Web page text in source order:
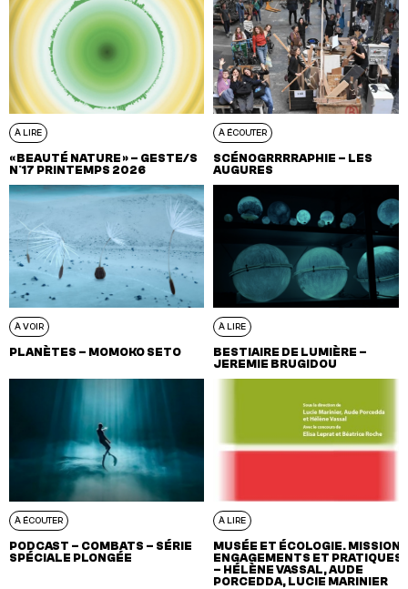
À LIRE
« BEAUTÉ NATURE » – GESTE/S
N°17 PRINTEMPS 2026
À ÉCOUTER
SCÉNOGRRRRAPHIE – LES
AUGURES
À VOIR
PLANÈTES – MOMOKO SETO
À LIRE
BESTIAIRE DE LUMIÈRE –
JEREMIE BRUGIDOU
À ÉCOUTER
PODCAST – COMBATS – SÉRIE
SPÉCIALE PLONGÉE
À LIRE
MUSÉE ET ÉCOLOGIE. MISSION,
ENGAGEMENTS ET PRATIQUES
– HÉLÈNE VASSAL, AUDE
PORCEDDA, LUCIE MARINIER